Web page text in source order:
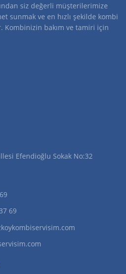
siz değerli müşterilerimize
sunmak ve en hızlı şekilde kombi
bakım ve tamiri için
Efendioğlu Sokak No:32
69